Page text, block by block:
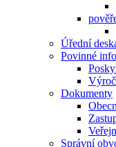
Úřední
Povinné
Dokumenty
Správní